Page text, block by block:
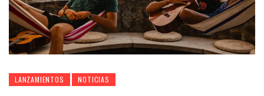
LANZAMIENTOS NOTICIAS